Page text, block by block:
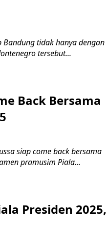
Bandung tidak hanya dengan
tersebut...
Back Bersama
siap come back bersama
pramusim Piala...
Presiden 2025,